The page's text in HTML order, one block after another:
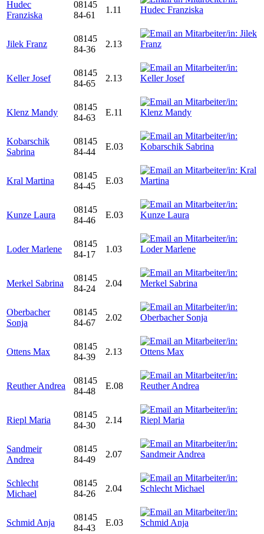
Hudec
Franziska
08145
84-61
1.11
Jilek Franz
08145
84-36
2.13
Keller Josef
08145
84-65
2.13
Klenz Mandy
08145
84-63
E.11
Kobarschik
Sabrina
08145
84-44
E.03
Kral Martina
08145
84-45
E.03
Kunze Laura
08145
84-46
E.03
Loder Marlene
08145
84-17
1.03
Merkel Sabrina
08145
84-24
2.04
Oberbacher
Sonja
08145
84-67
2.02
Ottens Max
08145
84-39
2.13
Reuther Andrea
08145
84-48
E.08
Riepl Maria
08145
84-30
2.14
Sandmeir
Andrea
08145
84-49
2.07
Schlecht
Michael
08145
84-26
2.04
Schmid Anja
08145
84-43
E.03